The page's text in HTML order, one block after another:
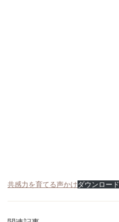
共感力を育てる声かけダウンロード